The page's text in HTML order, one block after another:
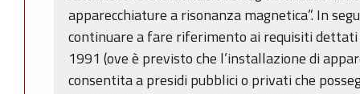
apparecchiature a risonanza magnetica”. In
continuare a fare riferimento ai requisiti dettati
1991 (ove è previsto che l’installazione di
consentita a presidi pubblici o privati che